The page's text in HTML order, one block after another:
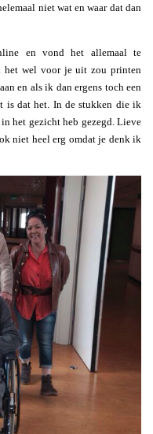
niet wat en waar dat dan
en vond het allemaal te
wel voor je uit zou printen
en als ik dan ergens toch een
is dat het. In de stukken die ik
het gezicht heb gezegd. Lieve
niet heel erg omdat je denk ik